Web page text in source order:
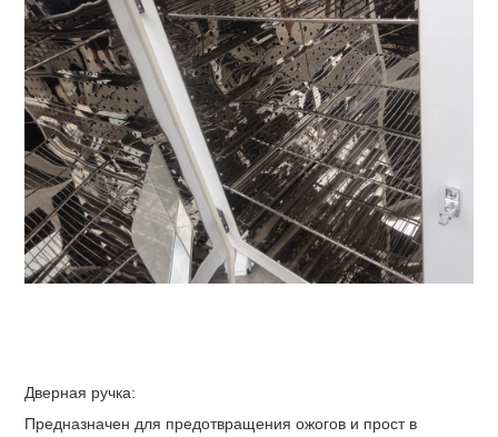
Дверная ручка:
Предназначен для предотвращения ожогов и прост в